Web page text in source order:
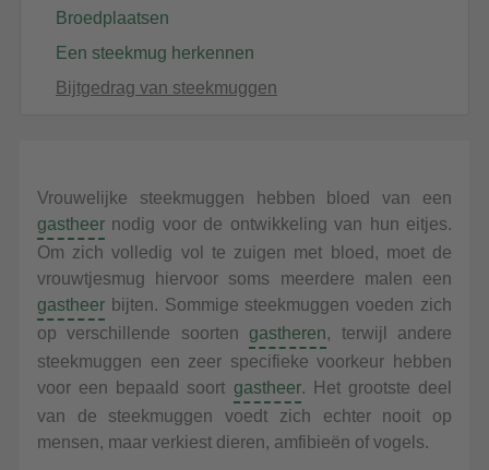
SIDEBAR
Broedplaatsen
Een steekmug herkennen
Bijtgedrag van steekmuggen
Vrouwelijke steekmuggen hebben bloed van een
gastheer nodig voor de ontwikkeling van hun eitjes.
Om zich volledig vol te zuigen met bloed, moet de
vrouwtjesmug hiervoor soms meerdere malen een
gastheer bijten. Sommige steekmuggen voeden zich
op verschillende soortengastheren, terwijl andere
steekmuggen een zeer specifieke voorkeur hebben
voor een bepaald soort gastheer. Het grootste deel
van de steekmuggen voedt zich echter nooit op
mensen, maar verkiest dieren, amfibieën of vogels.